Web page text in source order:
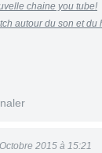
chaine you tube!
autour du son et du
2015 à 15:21